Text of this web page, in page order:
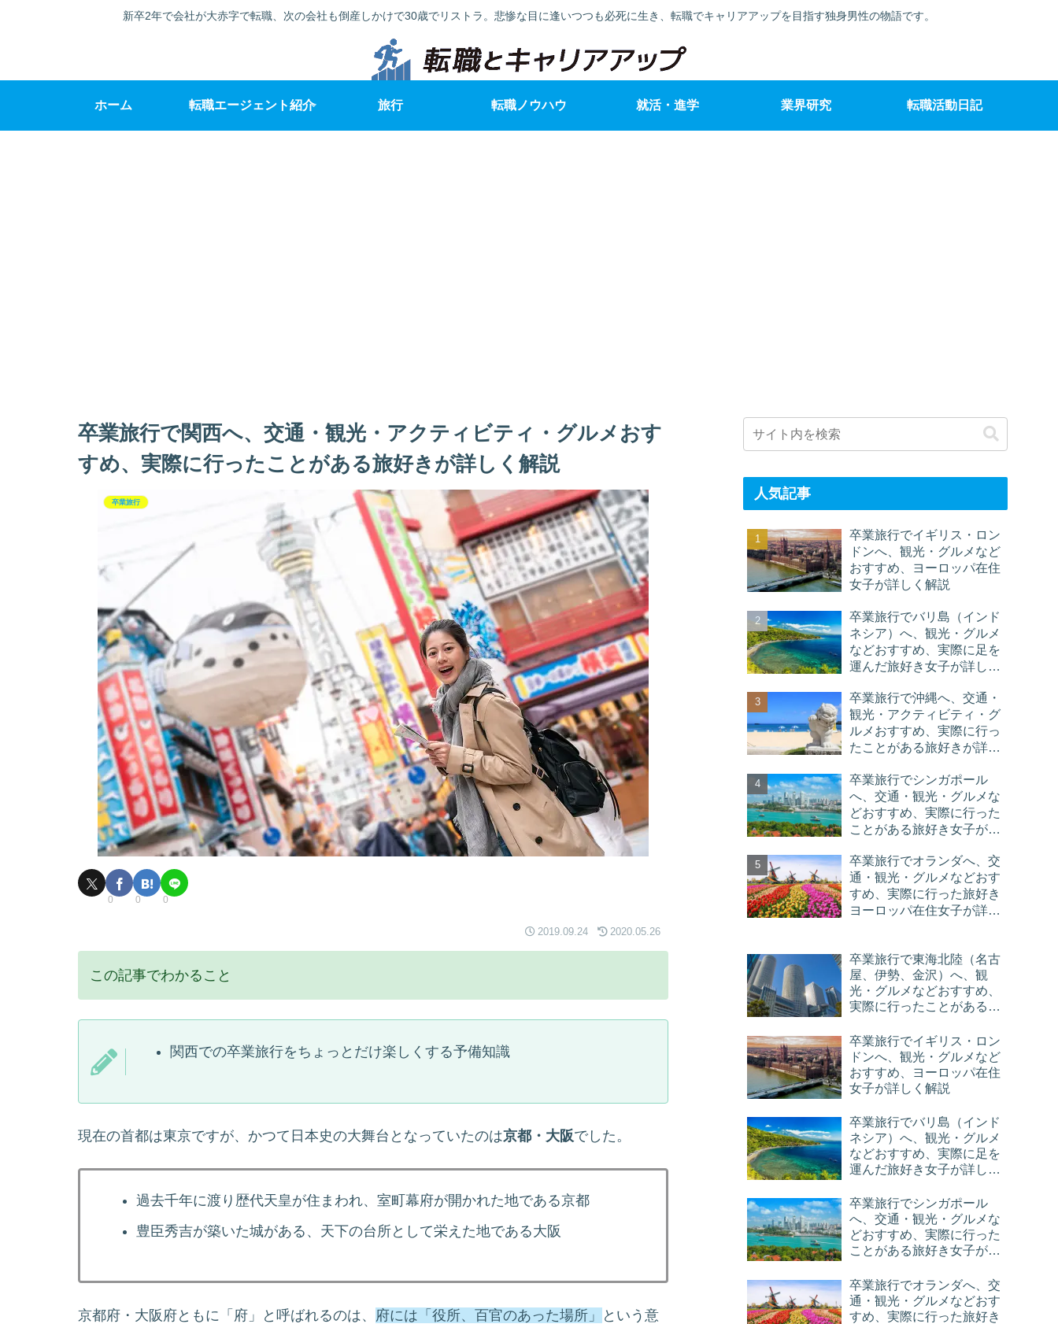
新卒2年で会社が大赤字で転職、次の会社も倒産しかけで30歳でリストラ。悲惨な目に逢いつつも必死に生き、転職でキャリアアップを目指す独身男性の物語です。
ホーム 転職エージェント紹介 旅行 転職ノウハウ 就活・進学 業界研究 転職活動日記
卒業旅行で関西へ、交通・観光・アクティビティ・グルメおす
すめ、実際に行ったことがある旅好きが詳しく解説
卒業旅行
0 0 0
2019.09.24 2020.05.26
この記事でわかること
関西での卒業旅行をちょっとだけ楽しくする予備知識
現在の首都は東京ですが、かつて日本史の大舞台となっていたのは京都・大阪でした。
過去千年に渡り歴代天皇が住まわれ、室町幕府が開かれた地である京都
豊臣秀吉が築いた城がある、天下の台所として栄えた地である大阪
京都府・大阪府ともに「府」と呼ばれるのは、 府には「役所、百官のあった場所」
という意
人気記事
卒業旅行でイギリス・ロン
ドンへ、観光・グルメなど
おすすめ、ヨーロッパ在住
女子が詳しく解説
卒業旅行でバリ島（インド
ネシア）へ、観光・グルメ
などおすすめ、実際に足を
運んだ旅好き女子が詳しく
卒業旅行で沖縄へ、交通・
観光・アクティビティ・グ
ルメおすすめ、実際に行っ
たことがある旅好きが詳し
卒業旅行でシンガポール
へ、交通・観光・グルメな
どおすすめ、実際に行った
ことがある旅好き女子が詳
卒業旅行でオランダへ、交
通・観光・グルメなどおす
すめ、実際に行った旅好き
ヨーロッパ在住女子が詳し
卒業旅行で東海北陸（名古
屋、伊勢、金沢）へ、観
光・グルメなどおすすめ、
実際に行ったことがある旅
卒業旅行でイギリス・ロン
ドンへ、観光・グルメなど
おすすめ、ヨーロッパ在住
女子が詳しく解説
卒業旅行でバリ島（インド
ネシア）へ、観光・グルメ
などおすすめ、実際に足を
運んだ旅好き女子が詳しく
卒業旅行でシンガポール
へ、交通・観光・グルメな
どおすすめ、実際に行った
ことがある旅好き女子が詳
卒業旅行でオランダへ、交
通・観光・グルメなどおす
すめ、実際に行った旅好き